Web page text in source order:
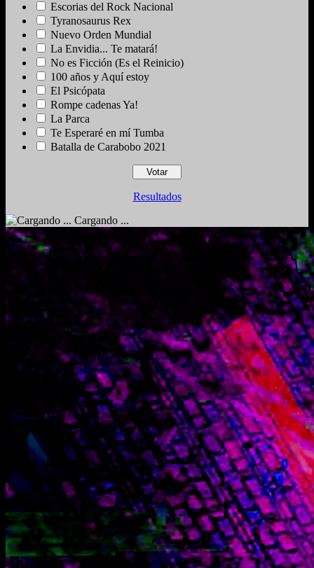
Escorias del Rock Nacional
Tyranosaurus Rex
Nuevo Orden Mundial
La Envidia... Te matará!
No es Ficción (Es el Reinicio)
100 años y Aquí estoy
El Psicópata
Rompe cadenas Ya!
La Parca
Te Esperaré en mí Tumba
Batalla de Carabobo 2021
Resultados
Cargando ...